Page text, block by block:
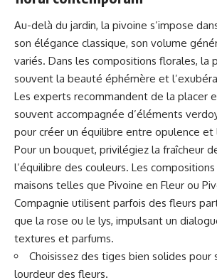
Au-delà du jardin, la pivoine s’impose
son élégance classique, son volume
variés. Dans les compositions florales, la
souvent la beauté éphémère et
Les experts recommandent de la placer
souvent accompagnée d’éléments
pour créer un équilibre entre opulence
Pour un bouquet, privilégiez la fraîcheur
l’équilibre des couleurs. Les
maisons telles que Pivoine en Fleur ou
Compagnie utilisent parfois des fleurs
que la rose ou le lys, impulsant un
textures et parfums.
Choisissez des tiges bien solides pour
lourdeur des fleurs.